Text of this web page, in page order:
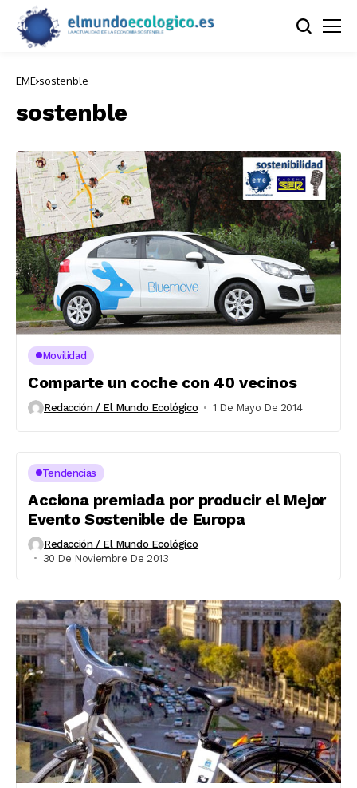
EME sostenble
sostenble
Movilidad
Comparte un coche con 40 vecinos
Redacción / El Mundo Ecológico 1 De Mayo De 2014
Tendencias
Acciona premiada por producir el Mejor
Evento Sostenible de Europa
Redacción / El Mundo Ecológico
30 De Noviembre De 2013